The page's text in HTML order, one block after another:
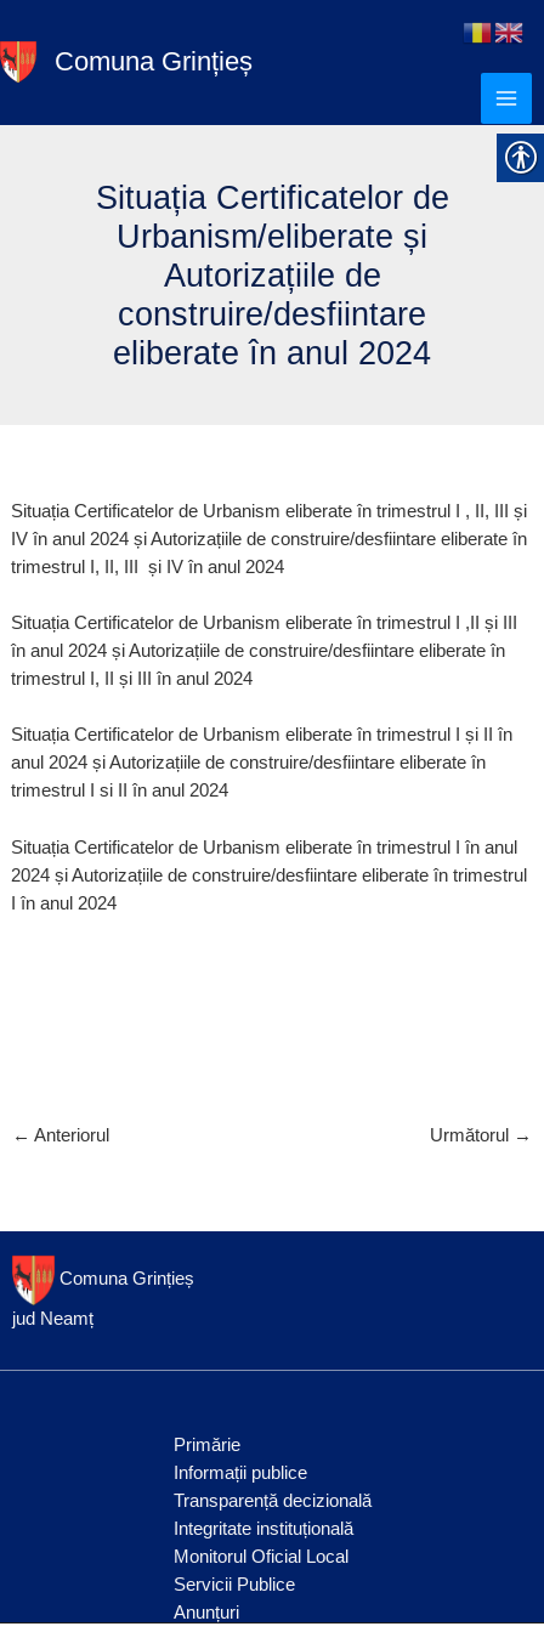
to
contentComuna Grințieș
Situația Certificatelor de
Urbanism/eliberate și
Autorizațiile de
construire/desfiintare
eliberate în anul 2024
Situația Certificatelor de Urbanism eliberate în trimestrul I , II, III și
IV în anul 2024 și Autorizațiile de construire/desfiintare eliberate în
trimestrul I, II, III și IV în anul 2024
Situația Certificatelor de Urbanism eliberate în trimestrul I ,II și III
în anul 2024 și Autorizațiile de construire/desfiintare eliberate în
trimestrul I, II și III în anul 2024
Situația Certificatelor de Urbanism eliberate în trimestrul I și II în
anul 2024 și Autorizațiile de construire/desfiintare eliberate în
trimestrul I si II în anul 2024
Situația Certificatelor de Urbanism eliberate în trimestrul I în anul
2024 și Autorizațiile de construire/desfiintare eliberate în trimestrul
I în anul 2024
← Anteriorul Următorul →
Comuna Grințieș
jud Neamț
Primărie
Informații publice
Transparență decizională
Integritate instituțională
Monitorul Oficial Local
Servicii Publice
Anunțuri